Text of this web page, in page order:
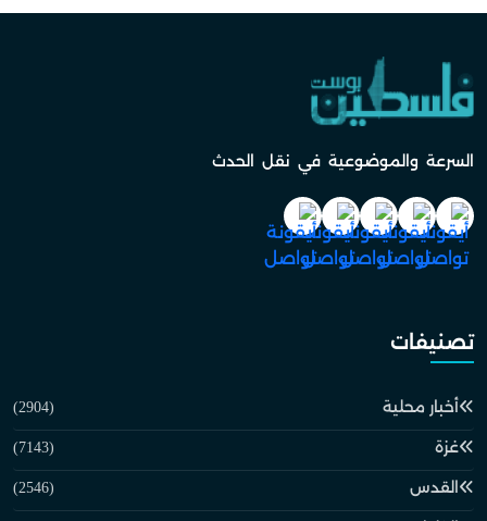
السرعة والموضوعية في نقل الحدث
تصنيفات
أخبار محلية (2904)
غزة (7143)
القدس (2546)